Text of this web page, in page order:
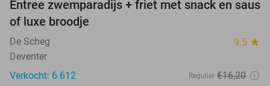
20%
Entree zwemparadijs + friet met snack en saus
of luxe broodje
De Scheg 9.5 star
Deventer
Verkocht: 6.612
Regulier €16,20